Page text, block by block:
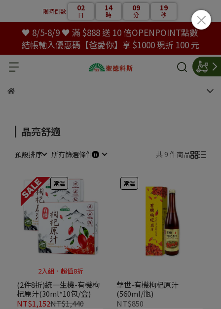
限時倒數 02
日
14
時
09
分
19
秒
♥ 8/5-8/9 ♥ 滿 $888 送 10 倍OPENPOINT點數
結帳輸入優惠碼【爸愛你】享 $1000 現折 100 元
晶亮舒適
預設排序 所有篩選條件 共 9 件商品
常溫
2入組．超值8折
(2件8折)統一生機-有機枸
杞原汁(30ml*10包/盒)
NT$1,152NT$1,440
常溫
華世-有機枸杞原汁
(560ml/瓶)
NT$850